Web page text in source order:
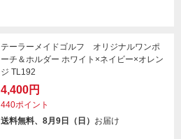
テーラーメイドゴルフ オリジナルワンポ
ーチ＆ホルダー ホワイト×ネイビー×オレン
ジ TL192
4,400円
440ポイント
送料無料、8月9日（日） お届け